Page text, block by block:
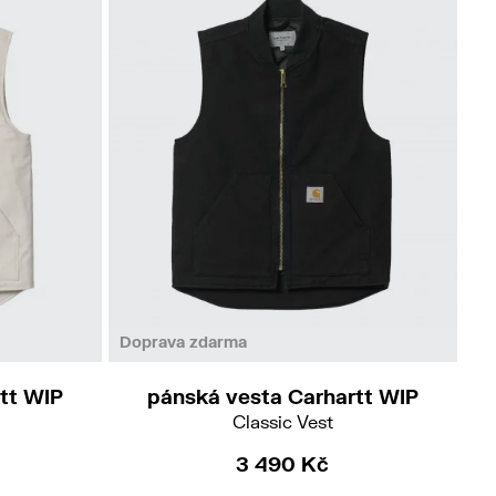
WIP
Doprava zdarma
pánská vesta Carhartt WIP
Classic Vest
3 490 Kč